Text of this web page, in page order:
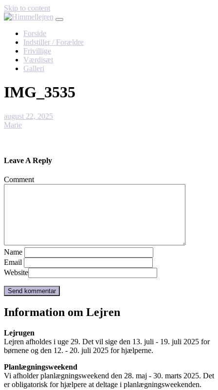
Skip to content
Forside
Indstiller / Forældre
Frivillige
Værdisæt
Galleri
IMG_3535
august 22, 2025
Marie
Leave A Reply
Comment
Name
Email
Website
Information om Lejren
Lejrugen
Lejren afholdes i uge 29. Det vil sige den 13. juli - 19. juli 2025 for
børnene og den 12. - 20. juli 2025 for hjælperne.
Planlægningsweekend
Vi afholder planlægningsweekend den 28. maj - 30. marts 2025. Det
er obligatorisk for hjælpere at deltage i planlægningsweekenden.